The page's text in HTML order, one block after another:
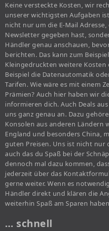
Keine versteckte Kosten, wir
unserer wichtigsten Aufgaben
nicht nur um die E-Mail
Newsletter gegeben hast,
Händler genau anschauen,
berichten. Das kann zum
Kleingedruckten weitere
Beispiel die Datenautomatik
Tarifen. Wie wäre es mit einem
Prämien? Auch hier haben wir
informieren dich. Auch Deals
uns ganz genau an. Dazu
Konsolen aus anderen Ländern
England und besonders China,
guten Preisen. Uns ist nicht nur
auch das du Spaß bei der
dennoch mal dazu kommen,
jederzeit über das
gerne weiter. Wenn es
Händler direkt und klären die
weiterhin Spaß am Sparen
… schnell